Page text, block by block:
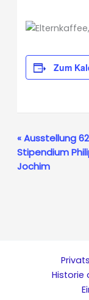
Zum
Veranstaltung-
Navigation
«Ausstellung
Stipendium
Jochim
Historie